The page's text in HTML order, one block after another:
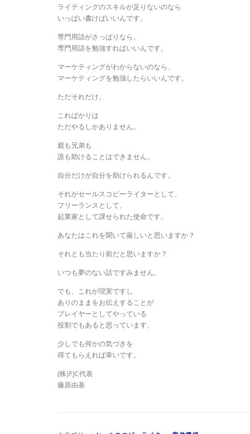
ライティングのスキルが足りないのなら
いっぱい書けばいいんです。
専門用語がさっぱりなら、
専門用語を勉強すればいいんです。
マーケティングがわからないのなら、
マーケティングを勉強したらいいんです。
ただそれだけ。
こればかりは
ただやるしかありません。
親も兄弟も
誰も助けることはできません。
自分だけが自分を助けられるんです。
それがセールスコピーライターとして、
フリーランスとして、
起業家として課せられた使命です。
あなたはこれを聞いて厳しいと思いますか？
それとも当たり前だと思いますか？
いつも夢のない話ですみません。
でも、これが現実ですし
ありのままをお伝えすることが
プレイヤーとしてやっている
役割でもあると思っています。
少しでも何かの気づきを
得てもらえれば幸いです。
(株)FJC代表
藤原由基